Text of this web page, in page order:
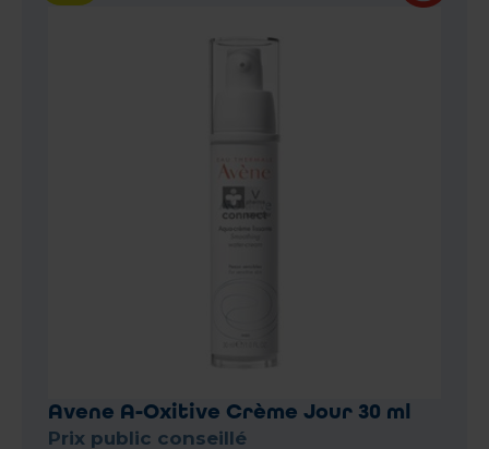
Avene A-Oxitive Crème Jour 30 ml
Prix public conseillé